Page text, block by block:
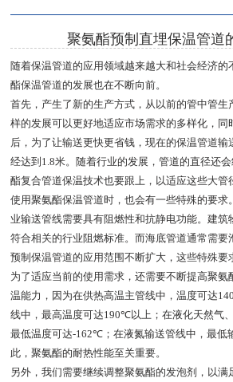
聚氨酯预制直埋保温管道
随着保温管道的应用领域越来越大和社会经济
酯保温管道的发展也在不断向前。
首先，产生了新的生产方式，从以前的管中管生
样的发展可以更好地适应市场需求的多样化，同
后，为了让输送更快更省钱，现在的保温管道
经达到 1.8米。随着行业的发展，管道的直径还
酯复合管道保温技术也要跟上，以适应这些大管
使用聚氨酯保温管道时，也会有一些特殊的要求
业输送管线需要具有阻燃性和抗静电功能。建筑
符合相关的行业阻燃标准。而海底管道通常需要
预制保温管道的应用范围不断扩大，这些特殊要
为了适应当前的使用需求，还需要不断提高聚
温能力，因为在供热高温主管线中，温度可达
线中，最高温度可达190℃以上；在液化天然气
最低温度可达-162℃ ；在液氮输送管线中，最低
此，聚氨酯的耐热性能至关重要。
另外，我们需要继续调整聚氨酯的发泡剂，以满